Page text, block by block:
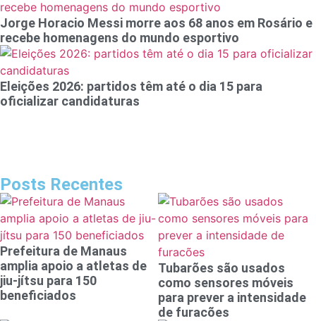
Jorge Horacio Messi morre aos 68 anos em Rosário e
recebe homenagens do mundo esportivo
Eleições 2026: partidos têm até o dia 15 para
oficializar candidaturas
Posts Recentes
Prefeitura de Manaus
amplia apoio a atletas de
jiu-jítsu para 150
beneficiados
Tubarões são usados
como sensores móveis
para prever a intensidade
de furacões